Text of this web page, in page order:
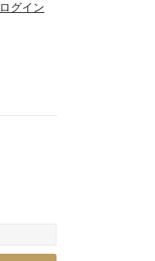
ログイン